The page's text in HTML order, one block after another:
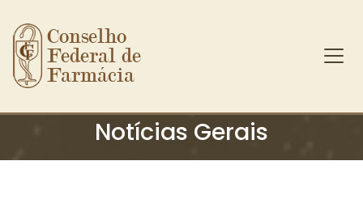
Ir para o conteúdo principal
Conselho
Federal de
Farmácia
Notícias Gerais